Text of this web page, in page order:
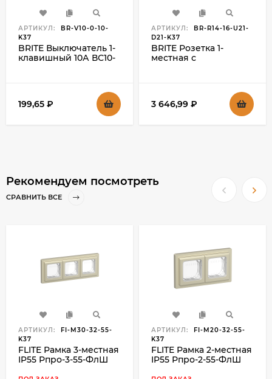
АРТИКУЛ:
BR-V10-0-10-
K37
BRITE Выключатель 1-
клавишный 10А ВС10-
199,65 ₽
АРТИКУЛ:
BR-R14-16-U21-
D21-K37
BRITE Розетка 1-
местная с
шампань IEK, BR-R14-
3 646,99 ₽
Рекомендуем посмотреть
СРАВНИТЬ ВСЕ
АРТИКУЛ:
FI-M30-32-55-
K37
FLITE Рамка 3-местная
IP55 Рпро-3-55-ФлШ
АРТИКУЛ:
FI-M20-32-55-
K37
FLITE Рамка 2-местная
IP55 Рпро-2-55-ФлШ